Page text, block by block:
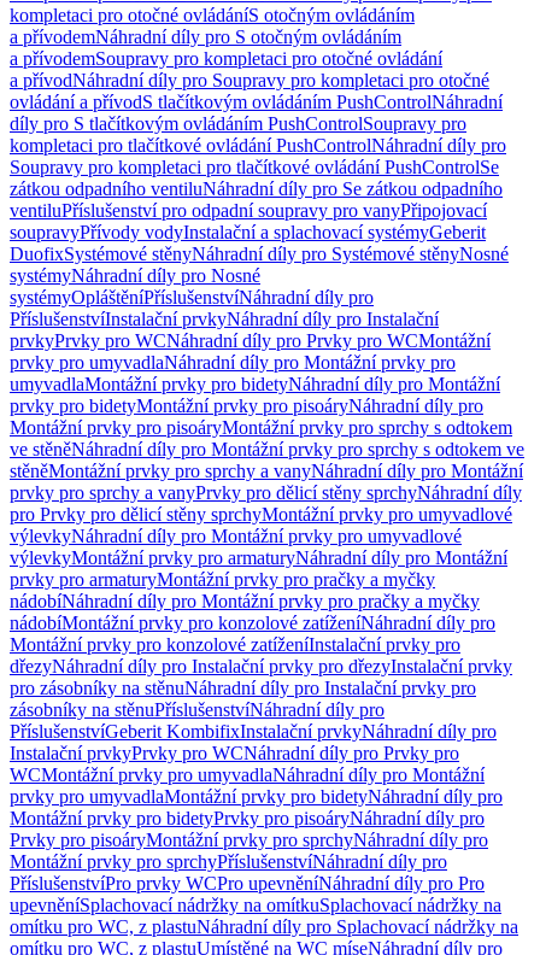
kompletaci pro otočné ovládáníS otočným ovládáním
a přívodemNáhradní díly pro S otočným ovládáním
a přívodemSoupravy pro kompletaci pro otočné ovládání
a přívodNáhradní díly pro Soupravy pro kompletaci pro otočné
ovládání a přívodS tlačítkovým ovládáním PushControlNáhradní
díly pro S tlačítkovým ovládáním PushControlSoupravy pro
kompletaci pro tlačítkové ovládání PushControlNáhradní díly pro
Soupravy pro kompletaci pro tlačítkové ovládání PushControlSe
zátkou odpadního ventiluNáhradní díly pro Se zátkou odpadního
ventiluPříslušenství pro odpadní soupravy pro vanyPřipojovací
soupravyPřívody vodyInstalační a splachovací systémyGeberit
DuofixSystémové stěnyNáhradní díly pro Systémové stěnyNosné
systémyNáhradní díly pro Nosné
systémyOpláštěníPříslušenstvíNáhradní díly pro
PříslušenstvíInstalační prvkyNáhradní díly pro Instalační
prvkyPrvky pro WCNáhradní díly pro Prvky pro WCMontážní
prvky pro umyvadlaNáhradní díly pro Montážní prvky pro
umyvadlaMontážní prvky pro bidetyNáhradní díly pro Montážní
prvky pro bidetyMontážní prvky pro pisoáryNáhradní díly pro
Montážní prvky pro pisoáryMontážní prvky pro sprchy s odtokem
ve stěněNáhradní díly pro Montážní prvky pro sprchy s odtokem ve
stěněMontážní prvky pro sprchy a vanyNáhradní díly pro Montážní
prvky pro sprchy a vanyPrvky pro dělicí stěny sprchyNáhradní díly
pro Prvky pro dělicí stěny sprchyMontážní prvky pro umyvadlové
výlevkyNáhradní díly pro Montážní prvky pro umyvadlové
výlevkyMontážní prvky pro armaturyNáhradní díly pro Montážní
prvky pro armaturyMontážní prvky pro pračky a myčky
nádobíNáhradní díly pro Montážní prvky pro pračky a myčky
nádobíMontážní prvky pro konzolové zatíženíNáhradní díly pro
Montážní prvky pro konzolové zatíženíInstalační prvky pro
dřezyNáhradní díly pro Instalační prvky pro dřezyInstalační prvky
pro zásobníky na stěnuNáhradní díly pro Instalační prvky pro
zásobníky na stěnuPříslušenstvíNáhradní díly pro
PříslušenstvíGeberit KombifixInstalační prvkyNáhradní díly pro
Instalační prvkyPrvky pro WCNáhradní díly pro Prvky pro
WCMontážní prvky pro umyvadlaNáhradní díly pro Montážní
prvky pro umyvadlaMontážní prvky pro bidetyNáhradní díly pro
Montážní prvky pro bidetyPrvky pro pisoáryNáhradní díly pro
Prvky pro pisoáryMontážní prvky pro sprchyNáhradní díly pro
Montážní prvky pro sprchyPříslušenstvíNáhradní díly pro
PříslušenstvíPro prvky WCPro upevněníNáhradní díly pro Pro
upevněníSplachovací nádržky na omítkuSplachovací nádržky na
omítku pro WC, z plastuNáhradní díly pro Splachovací nádržky na
omítku pro WC, z plastuUmístěné na WC míseNáhradní díly pro